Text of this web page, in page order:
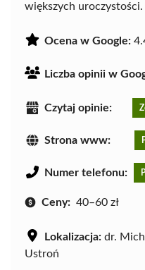
większych uroczystości.
Ocena w Google:
Liczba opinii w
Czytaj opinie:
Strona www:
Numer telefonu:
Ceny: 40–60 zł
Lokalizacja: dr.
Ustroń